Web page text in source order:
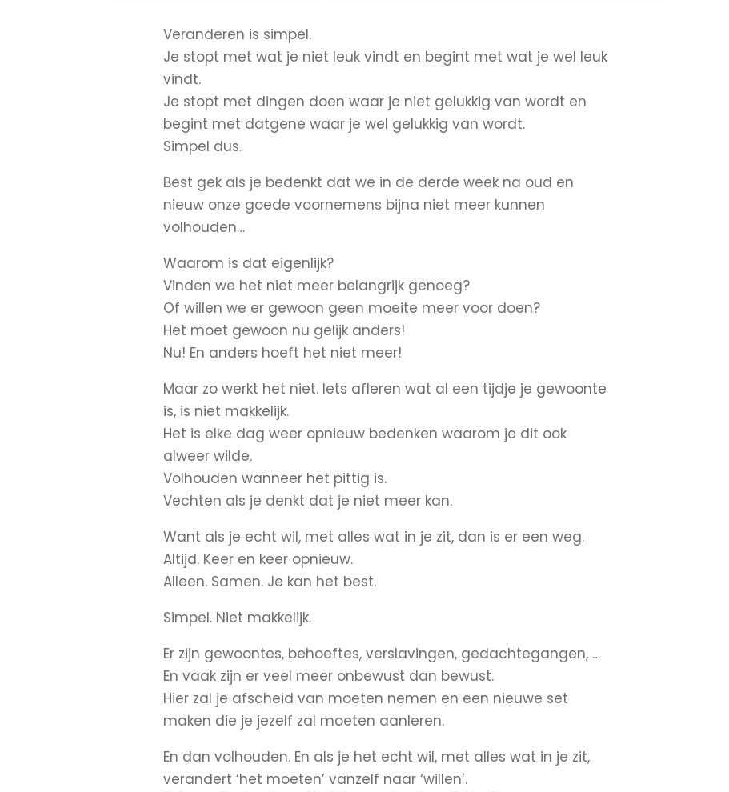
Veranderen is simpel.
Je stopt met wat je niet leuk vindt en begint met wat je wel leuk
vindt.
Je stopt met dingen doen waar je niet gelukkig van wordt en
begint met datgene waar je wel gelukkig van wordt.
Simpel dus.
Best gek als je bedenkt dat we in de derde week na oud en
nieuw onze goede voornemens bijna niet meer kunnen
volhouden…
Waarom is dat eigenlijk?
Vinden we het niet meer belangrijk genoeg?
Of willen we er gewoon geen moeite meer voor doen?
Het moet gewoon nu gelijk anders!
Nu! En anders hoeft het niet meer!
Maar zo werkt het niet. Iets afleren wat al een tijdje je gewoonte
is, is niet makkelijk.
Het is elke dag weer opnieuw bedenken waarom je dit ook
alweer wilde.
Volhouden wanneer het pittig is.
Vechten als je denkt dat je niet meer kan.
Want als je echt wil, met alles wat in je zit, dan is er een weg.
Altijd. Keer en keer opnieuw.
Alleen. Samen. Je kan het best.
Simpel. Niet makkelijk.
Er zijn gewoontes, behoeftes, verslavingen, gedachtegangen, …
En vaak zijn er veel meer onbewust dan bewust.
Hier zal je afscheid van moeten nemen en een nieuwe set
maken die je jezelf zal moeten aanleren.
En dan volhouden. En als je het echt wil, met alles wat in je zit,
verandert ‘het moeten’ vanzelf naar ‘willen’.